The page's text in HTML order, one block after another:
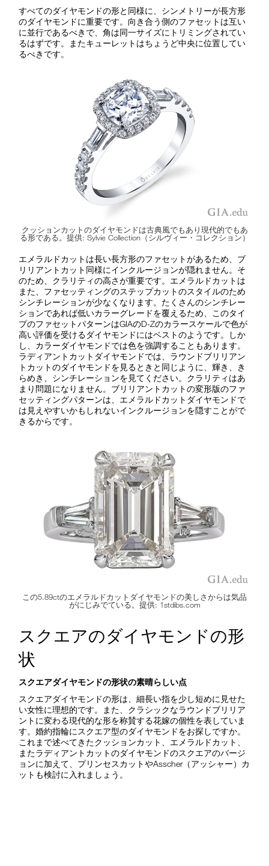
すべてのダイヤモンドの形と同様に、シンメトリーが長方形
のダイヤモンドに重要です。向き合う側のファセットは互い
に並行であるべきで、角は同一サイズにトリミングされてい
るはずです。またキューレットはちょうど中央に位置してい
るべきです。
クッションカットのダイヤモンドは古典風でもあり現代的でもあ
る形である。提供: Sylvie Collection（シルヴィー・コレクション）
エメラルドカットは長い長方形のファセットがあるため、ブ
リリアントカット同様にインクルージョンが隠れません。そ
のため、クラリティの高さが重要です。エメラルドカットは
また、ファセッティングのステップカットのスタイルのため
シンチレーションが少なくなります。たくさんのシンチレー
ションであれば低いカラーグレードを覆えるため、このタイ
プのファセットパターンはGIAのD-Zのカラースケールで色が
高い評価を受けるダイヤモンドにはベストのようです。しか
し、カラーダイヤモンドでは色を強調することもあります。
ラディアントカットダイヤモンドでは、ラウンドブリリアン
トカットのダイヤモンドを見るときと同じように、輝き、き
らめき、シンチレーションを見てください。クラリティはあ
まり問題になりません。ブリリアントカットの変形版のファ
セッティングパターンは、エメラルドカットダイヤモンドで
は見えやすいかもしれないインクルージョンを隠すことがで
きるからです。
この5.89ctのエメラルドカットダイヤモンドの美しさからは気品
がにじみでている。提供: 1stdibs.com
スクエアのダイヤモンドの形
状
スクエアダイヤモンドの形状の素晴らしい点
スクエアダイヤモンドの形は、細長い指を少し短めに見せた
い女性に理想的です。また、クラシックなラウンドブリリア
ントに変わる現代的な形を称賛する花嫁の個性を表していま
す。婚約指輪にスクエア型のダイヤモンドをお探しですか。
これまで述べてきたクッションカット、エメラルドカット、
またラディアントカットのダイヤモンドのスクエアのバージ
ョンに加えて、プリンセスカットやAsscher（アッシャー）カ
ットも検討に入れましょう。